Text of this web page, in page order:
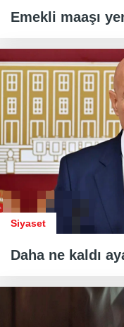
Emekli maaşı
Siyaset
Daha ne kaldı